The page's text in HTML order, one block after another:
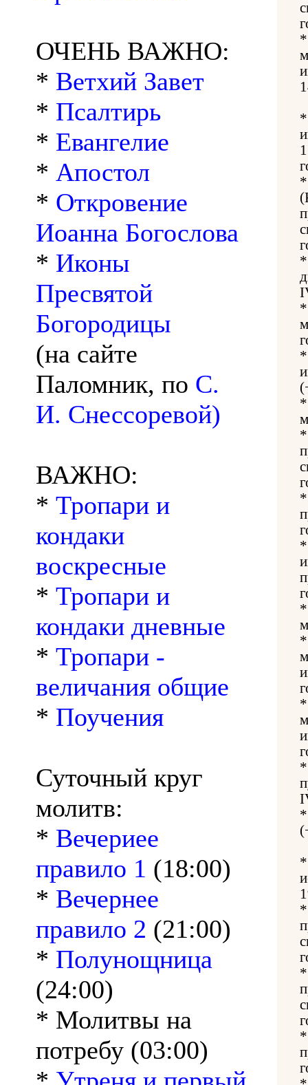
ОЧЕНЬ ВАЖНО:
* Ветхий Завет
* Псалтирь
* Евангелие
* Апостол
* Откровение
Иоанна Богослова
* Иконы
Пресвятой
Богородицы
(на сайте
Паломник, по С.
И. Снессоревой)
ВАЖНО:
* Тропари и
кондаки
воскресные
* Тропари и
кондаки дневные
* Тропари -
величания общие
* Поучения
Суточный круг
молитв:
* Вечериее
правило 1 (18:00)
* Вечернее
правило 2 (21:00)
* Полунощница
(24:00)
* Молитвы на
потребу (03:00)